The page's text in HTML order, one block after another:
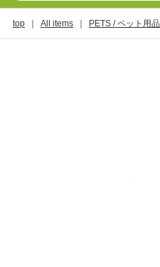
top All items PETS / ペット用品